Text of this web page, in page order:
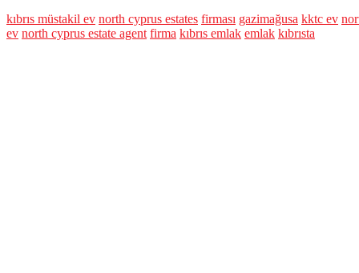
kıbrıs müstakil ev north cyprus estates firması gazimağusa kktc ev
ev north cyprus estate agent firma kıbrıs emlak emlak kıbrısta